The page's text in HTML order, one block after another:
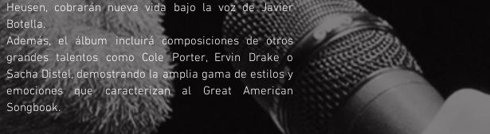
Heusen, cobrarán nueva vida bajo la voz de Javier
Botella.
Además, el álbum incluirá composiciones de otros
grandes talentos como Cole Porter, Ervin Drake o
Sacha Distel, demostrando la amplia gama de estilos y
emociones que caracterizan al Great American
Songbook.